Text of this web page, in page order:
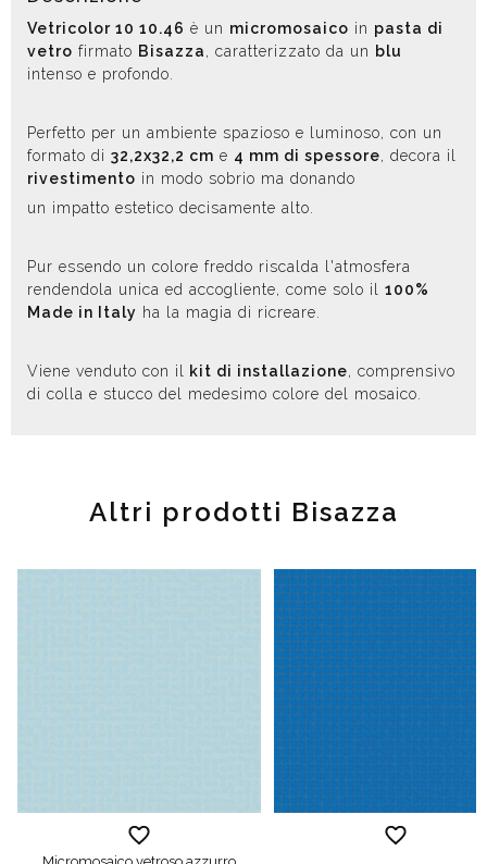
Vetricolor 10 10.46 è un micromosaico in pasta di
vetro firmato Bisazza, caratterizzato da un blu
intenso e profondo.
Perfetto per un ambiente spazioso e luminoso, con un
formato di 32,2x32,2 cm e 4 mm di spessore, decora il
rivestimento in modo sobrio ma donando
un impatto estetico decisamente alto.
Pur essendo un colore freddo riscalda l'atmosfera
rendendola unica ed accogliente, come solo il 100%
Made in Italy ha la magia di ricreare.
Viene venduto con il kit di installazione, comprensivo
di colla e stucco del medesimo colore del mosaico.
Altri prodotti Bisazza